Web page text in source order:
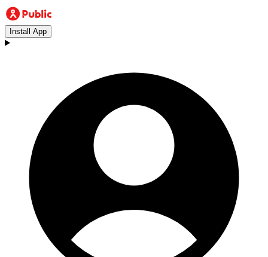
Install App